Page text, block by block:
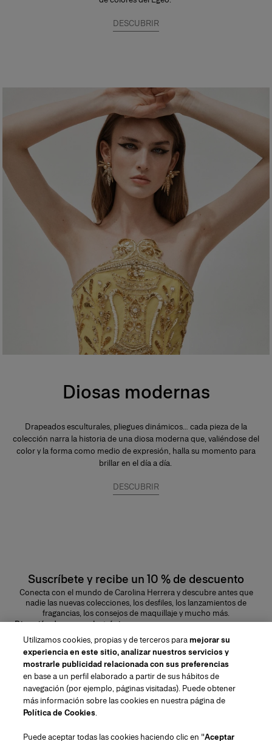
DESCUBRIR
Diosas modernas
Drapeados esculturales, pliegues dinámicos… cada pieza de la
colección narra la historia de una diosa moderna que, valiéndose del
color y la forma como medio de expresión, halla su momento para
brillar en el día a día.
DESCUBRIR
Suscríbete y recibe un 10 % de descuento
Conecta con el mundo de Carolina Herrera y descubre antes que
nadie las nuevas colecciones, los desfiles, los lanzamientos de
fragancias, los consejos de maquillaje y mucho más.
Dirección de correo electrónico
ENVIAR
Región/Idioma
Atención al cliente
Utilizamos cookies, propias y de terceros paramejorar su
experiencia en este sitio, analizar nuestros servicios y
mostrarle publicidad relacionada con sus preferencias
en base a un perfil elaborado a partir de sus hábitos de
navegación (por ejemplo, páginas visitadas). Puede obtener
más información sobre las cookies en nuestra página de
Política de Cookies.
Puede aceptar todas las cookies haciendo clic en "Aceptar